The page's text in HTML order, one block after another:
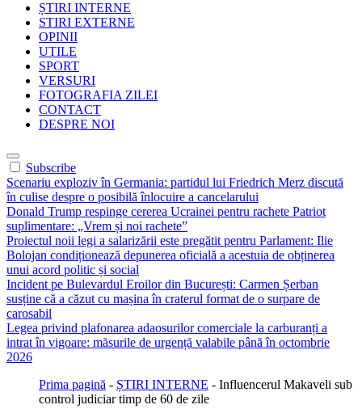
ȘTIRI INTERNE
STIRI EXTERNE
OPINII
UTILE
SPORT
VERSURI
FOTOGRAFIA ZILEI
CONTACT
DESPRE NOI
Subscribe
Scenariu exploziv în Germania: partidul lui Friedrich Merz discută
în culise despre o posibilă înlocuire a cancelarului
Donald Trump respinge cererea Ucrainei pentru rachete Patriot
suplimentare: „Vrem și noi rachete”
Proiectul noii legi a salarizării este pregătit pentru Parlament: Ilie
Bolojan condiționează depunerea oficială a acestuia de obținerea
unui acord politic și social
Incident pe Bulevardul Eroilor din București: Carmen Șerban
susține că a căzut cu mașina în craterul format de o surpare de
carosabil
Legea privind plafonarea adaosurilor comerciale la carburanți a
intrat în vigoare: măsurile de urgență valabile până în octombrie
2026
Prima pagină - ȘTIRI INTERNE - Influencerul Makaveli sub
control judiciar timp de 60 de zile